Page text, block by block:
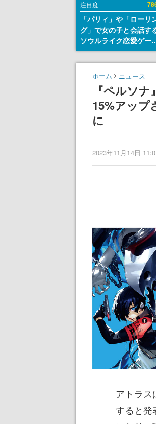
注目度
「パリィ」や「ローリ
グ」で女の子と会話す
ソウルライク恋愛ゲー
『小早川さんはソウル
イク』無料公開。返事
失敗すると「YOU
DIED」
ホーム ニュース
『ペルソ
15%アップ
に
2023年11月14日
アトラス
すると発